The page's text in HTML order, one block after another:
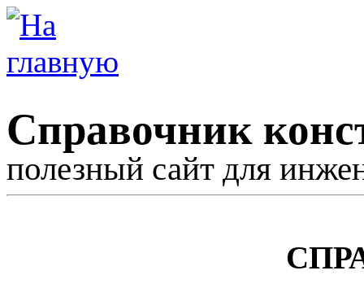
Справочник
полезный сайт для